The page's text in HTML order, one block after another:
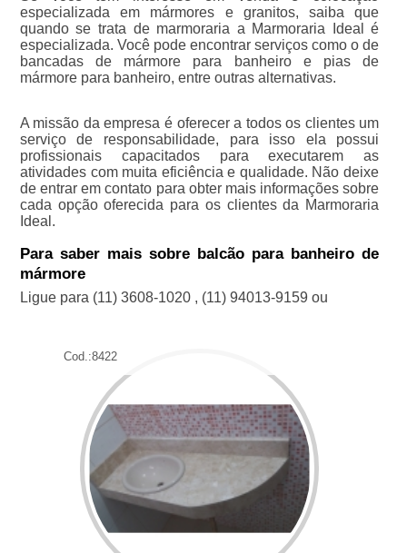
especializada em mármores e granitos, saiba que
quando se trata de marmoraria a Marmoraria Ideal é
especializada. Você pode encontrar serviços como o de
bancadas de mármore para banheiro e pias de
mármore para banheiro, entre outras alternativas.
A missão da empresa é oferecer a todos os clientes um
serviço de responsabilidade, para isso ela possui
profissionais capacitados para executarem as
atividades com muita eficiência e qualidade. Não deixe
de entrar em contato para obter mais informações sobre
cada opção oferecida para os clientes da Marmoraria
Ideal.
Para saber mais sobre balcão para banheiro de
mármore
Ligue para (11) 3608-1020, (11) 94013-9159 ou
Cod.:8422